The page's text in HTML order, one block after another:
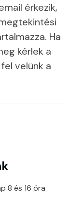
érkezik,
Ha
kérlek a
velünk a
8 és 16 óra